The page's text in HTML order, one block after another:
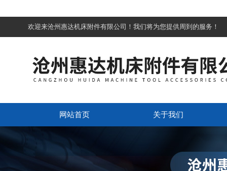
欢迎来沧州惠达机床附件有限公司！我们将为您提供周到的服务！
网站首页 关于我们